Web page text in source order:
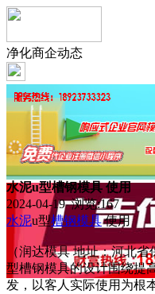
净化商企动态
水泥u型槽钢模具 使用
2024-04-19 浏览:167
水泥u型槽钢模具使用
（润达模具 地址：河北
型槽钢模具的设计围绕提
发，以客人实际使用为根